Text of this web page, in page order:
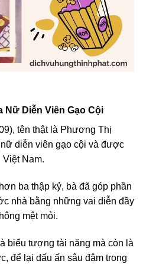
Nữ Diễn Viên Gạo Cội
tên thật là Phương Thị
diễn viên gạo cội và được
Việt Nam.
ba thập kỷ, bà đã góp phần
nhà bằng những vai diễn đầy
mệt mỏi.
biểu tượng tài năng mà còn là
để lại dấu ấn sâu đậm trong